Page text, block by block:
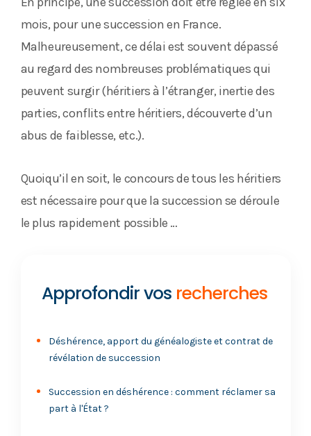
mois, pour une succession en France.
Malheureusement, ce délai est souvent dépassé
au regard des nombreuses problématiques qui
peuvent surgir (héritiers à l’étranger, inertie des
parties, conflits entre héritiers, découverte d’un
abus de faiblesse, etc.).
Quoiqu’il en soit, le concours de tous les héritiers
est nécessaire pour que la succession se déroule
le plus rapidement possible …
Approfondir vos recherches
Déshérence, apport du généalogiste et contrat de
révélation de succession
Succession en déshérence : comment réclamer sa
part à l'État ?